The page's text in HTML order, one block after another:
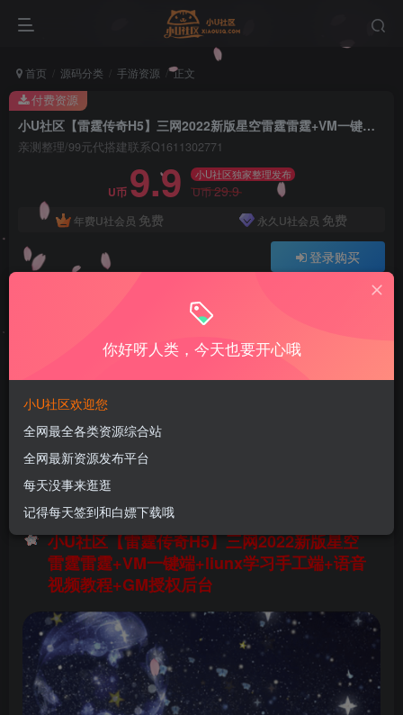
首页 源码分类 手游资源 正文
小U社区【雷霆传奇H5】三网2022新版星空雷霆雷霆+VM一键端+liunx学习手工端+语音视频教程+GM授权后台
亲测整理/99元代搭建联系Q1611302771
U币 9.9 小U社区独家整理发布
U币29.9
年费U社会员 免费 永久U社会员 免费
登录购买
Q:1337861109 V:ywsy663
小U站长亲测整理如有问题联系Q1337861109
付费资源
雷霆+VM一键端+liunx学习手工端+语音视频教程
+GM授权后台
U酱！
1年前更新
小U社区【雷霆传奇H5】三网2022新版星空
雷霆雷霆+VM一键端+liunx学习手工端+语音
视频教程+GM授权后台
你好呀人类，今天也要开心哦
小U社区欢迎您
全网最全各类资源综合站
全网最新资源发布平台
每天没事来逛逛
记得每天签到和白嫖下载哦